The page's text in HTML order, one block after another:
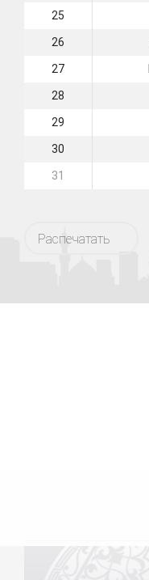
25
26
27
28
29
30
31
Распечатать